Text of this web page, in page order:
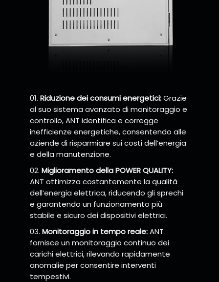
Riduzione dei consumi energetici:Grazie
al suo sistema avanzato di monitoraggio e
controllo, ANT identifica e corregge
inefficienze energetiche, consentendo alle
aziende di risparmiare sui costi dell’energia
e della manutenzione.
Miglioramento della POWER QUALITY:
ANT ottimizza costantemente la qualità
dell’energia elettrica, riducendo gli sprechi
e garantendo un funzionamento più
stabile e sicuro dei dispositivi elettrici.
Monitoraggio in tempo reale:ANT
fornisce un monitoraggio continuo dei
carichi elettrici, rilevando rapidamente
anomalie per consentire interventi
tempestivi.